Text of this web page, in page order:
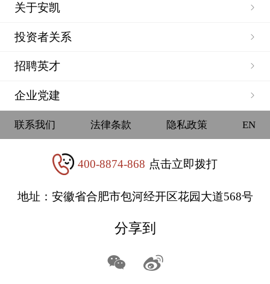
关于安凯
投资者关系
招聘英才
企业党建
联系我们 法律条款 隐私政策 EN
400-8874-868 点击立即拨打
地址：安徽省合肥市包河经开区花园大道568号
分享到